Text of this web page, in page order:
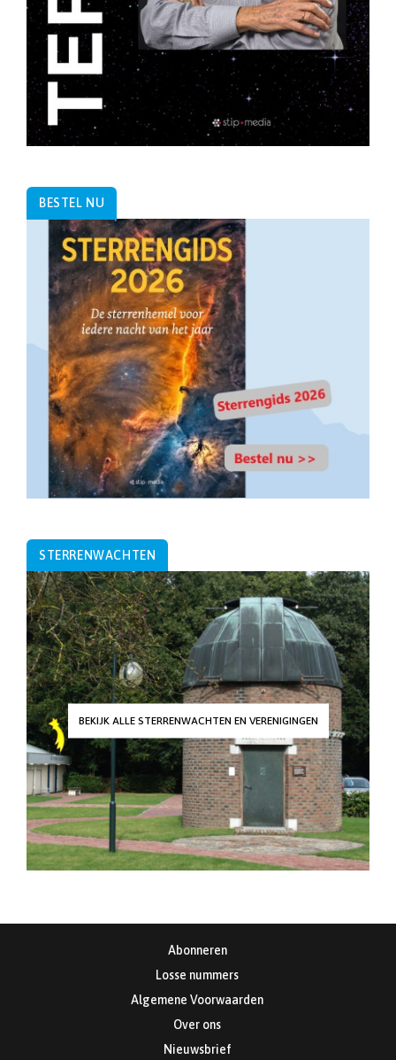
BESTEL NU
STERRENWACHTEN
BEKIJK ALLE STERRENWACHTEN EN VERENIGINGEN
Abonneren
Losse nummers
Algemene Voorwaarden
Over ons
Nieuwsbrief